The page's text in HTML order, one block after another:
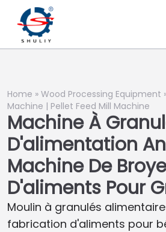
Home » Wood Processing Equipment
Machine | Pellet Feed Mill Machine
Machine À
D'alimentation
Machine De
D'aliments Pour
Moulin à granulés
fabrication d'aliments pour